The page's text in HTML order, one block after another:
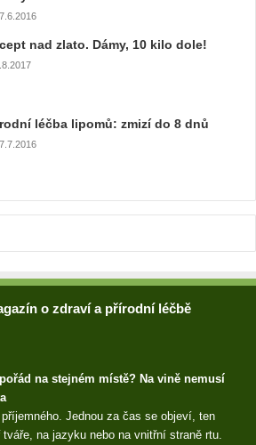
nad zlato. Dámy, 10 kilo dole!
léčba lipomů: zmizí do 8 dnů
o zdraví a přírodní léčbě
na stejném místě? Na vině nemusí
Jednou za čas se objeví, ten
na jazyku nebo na vnitřní straně rtu.